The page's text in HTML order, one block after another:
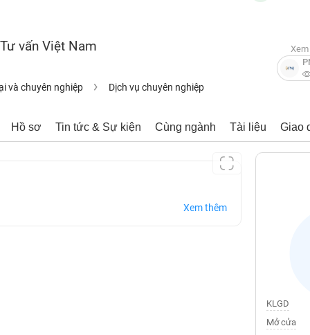
vấn Việt Nam
và chuyên nghiệp Dịch vụ chuyên nghiệp
Hồ sơ Tin tức & Sự kiện Cùng ngành Tài liệu Giao
Xem thêm
KLGD
Mở cửa